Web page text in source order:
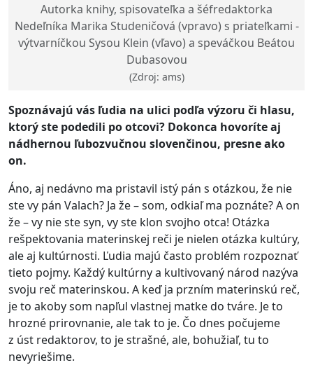
Autorka knihy, spisovateľka a šéfredaktorka
Nedeľníka Marika Studeničová (vpravo) s priateľkami -
výtvarníčkou Sysou Klein (vľavo) a speváčkou Beátou
Dubasovou
(Zdroj: ams)
Spoznávajú vás ľudia na ulici podľa výzoru či hlasu,
ktorý ste podedili po otcovi? Dokonca hovoríte aj
nádhernou ľubozvučnou slovenčinou, presne ako
on.
Áno, aj nedávno ma pristavil istý pán s otázkou, že nie
ste vy pán Valach? Ja že – som, odkiaľ ma poznáte? A on
že – vy nie ste syn, vy ste klon svojho otca! Otázka
rešpektovania materinskej reči je nielen otázka kultúry,
ale aj kultúrnosti. Ľudia majú často problém rozpoznať
tieto pojmy. Každý kultúrny a kultivovaný národ nazýva
svoju reč materinskou. A keď ja przním materinskú reč,
je to akoby som napľul vlastnej matke do tváre. Je to
hrozné prirovnanie, ale tak to je. Čo dnes počujeme
z úst redaktorov, to je strašné, ale, bohužiaľ, tu to
nevyriešime.